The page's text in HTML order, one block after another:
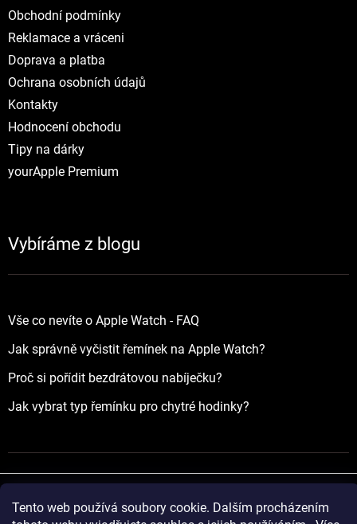
Tento web používá soubory cookie. Dalším procházením
Obchodní podmínky
Reklamace a vráceni
Doprava a platba
Ochrana osobních údajů
Kontakty
Hodnocení obchodu
Tipy na dárky
yourApple Premium
Vybíráme z blogu
Vše co nevíte o Apple Watch - FAQ
Jak správně vyčistit řemínek na Apple Watch?
Proč si pořídit bezdrátovou nabíječku?
Jak vybrat typ řemínku pro chytré hodinky?
Vytvořil Shoptet